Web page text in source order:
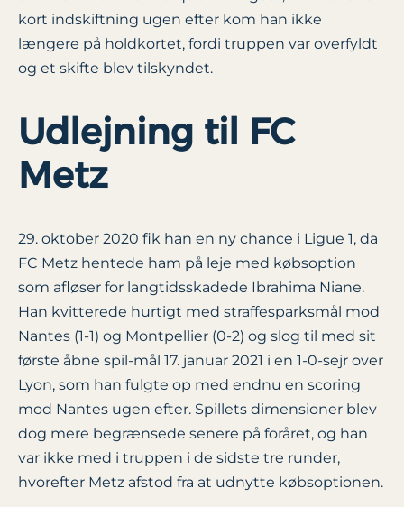
kort indskiftning ugen efter kom han ikke
længere på holdkortet, fordi truppen var overfyldt
og et skifte blev tilskyndet.
Udlejning til FC
Metz
29. oktober 2020 fik han en ny chance i Ligue 1, da
FC Metz hentede ham på leje med købsoption
som afløser for langtidsskadede Ibrahima Niane.
Han kvitterede hurtigt med straffesparksmål mod
Nantes (1-1) og Montpellier (0-2) og slog til med sit
første åbne spil-mål 17. januar 2021 i en 1-0-sejr over
Lyon, som han fulgte op med endnu en scoring
mod Nantes ugen efter. Spillets dimensioner blev
dog mere begrænsede senere på foråret, og han
var ikke med i truppen i de sidste tre runder,
hvorefter Metz afstod fra at udnytte købsoptionen.